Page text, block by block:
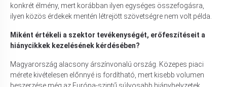
konkrét élmény, mert korábban ilyen egységes összefogásra,
ilyen közös érdekek mentén létrejött szövetségre nem volt példa.
Miként értékeli a szektor tevékenységét, erőfeszítéseit a
hiánycikkek kezelésének kérdésében?
Magyarország alacsony árszínvonalú ország. Közepes piaci
mérete kivételesen előnnyé is fordítható, mert kisebb volumen